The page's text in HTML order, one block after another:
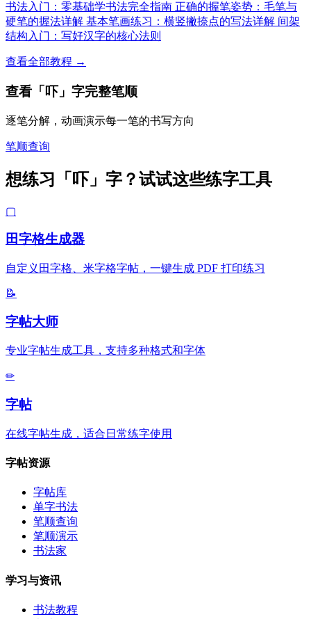
书法入门：零基础学书法完全指南 正确的握笔姿势：毛笔与
硬笔的握法详解 基本笔画练习：横竖撇捺点的写法详解 间架
结构入门：写好汉字的核心法则
查看全部教程 →
查看「吓」字完整笔顺
逐笔分解，动画演示每一笔的书写方向
笔顺查询
想练习「吓」字？试试这些练字工具
▢
田字格生成器
自定义田字格、米字格字帖，一键生成 PDF 打印练习
📝
字帖大师
专业字帖生成工具，支持多种格式和字体
✏
字帖
在线字帖生成，适合日常练字使用
字帖资源
字帖库
单字书法
笔顺查询
笔顺演示
书法家
学习与资讯
书法教程